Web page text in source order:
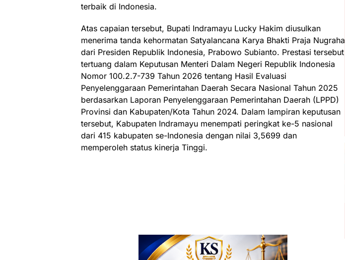
terbaik di Indonesia.
Atas capaian tersebut, Bupati Indramayu Lucky Hakim diusulkan
menerima tanda kehormatan Satyalancana Karya Bhakti Praja Nugraha
dari Presiden Republik Indonesia, Prabowo Subianto. Prestasi tersebut
tertuang dalam Keputusan Menteri Dalam Negeri Republik Indonesia
Nomor 100.2.7-739 Tahun 2026 tentang Hasil Evaluasi
Penyelenggaraan Pemerintahan Daerah Secara Nasional Tahun 2025
berdasarkan Laporan Penyelenggaraan Pemerintahan Daerah (LPPD)
Provinsi dan Kabupaten/Kota Tahun 2024. Dalam lampiran keputusan
tersebut, Kabupaten Indramayu menempati peringkat ke-5 nasional
dari 415 kabupaten se-Indonesia dengan nilai 3,5699 dan
memperoleh status kinerja Tinggi.